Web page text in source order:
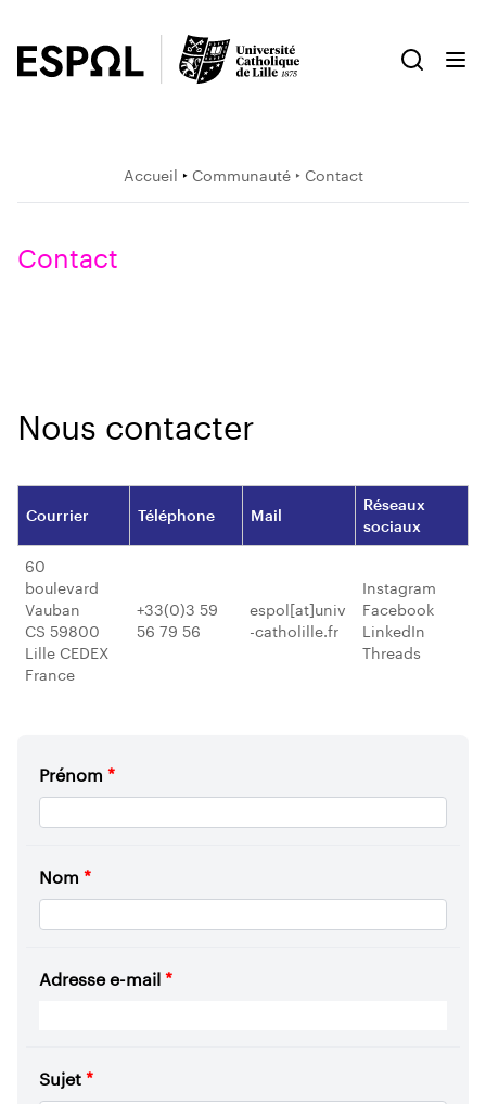
Accueil ‣ Communauté ‣ Contact
Contact
Nous contacter
Courrier Téléphone Mail
Réseaux
sociaux
60
boulevard
Vauban
CS 59800
Lille CEDEX
France
+33(0)3 59
56 79 56
espol[at]univ
-catholille.fr
Instagram
Facebook
LinkedIn
Threads
Prénom *
Nom *
Adresse e-mail*
Sujet*